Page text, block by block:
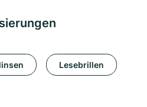
Lesebrillen